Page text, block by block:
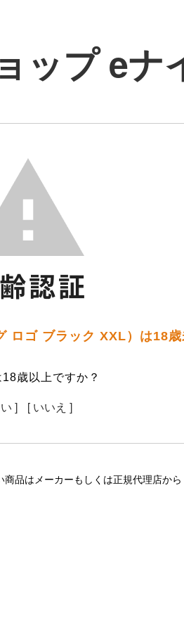
ップ eナ
ゴ ブラック XXL）は18歳
歳以上ですか？
] [ いいえ ]
品はメーカーもしくは正規代理店から